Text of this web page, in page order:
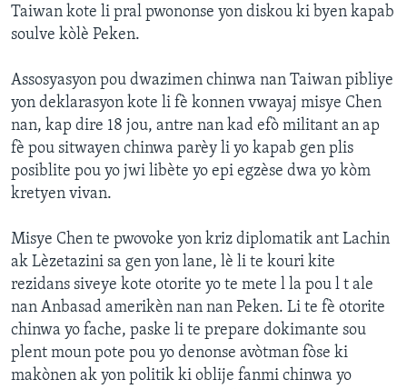
Taiwan kote li pral pwononse yon diskou ki byen kapab
soulve kòlè Peken.
Assosyasyon pou dwazimen chinwa nan Taiwan pibliye
yon deklarasyon kote li fè konnen vwayaj misye Chen
nan, kap dire 18 jou, antre nan kad efò militant an ap
fè pou sitwayen chinwa parèy li yo kapab gen plis
posiblite pou yo jwi libète yo epi egzèse dwa yo kòm
kretyen vivan.
Misye Chen te pwovoke yon kriz diplomatik ant Lachin
ak Lèzetazini sa gen yon lane, lè li te kouri kite
rezidans siveye kote otorite yo te mete l la pou l t ale
nan Anbasad amerikèn nan nan Peken. Li te fè otorite
chinwa yo fache, paske li te prepare dokimante sou
plent moun pote pou yo denonse avòtman fòse ki
makònen ak yon politik ki oblije fanmi chinwa yo